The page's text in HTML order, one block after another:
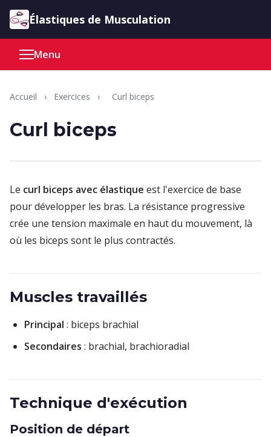
Aller au contenu
Élastiques de Musculation
Menu
Accueil › Exercices › Curl biceps
Curl biceps
Le curl biceps avec élastique est l'exercice de base
pour développer les bras. La résistance progressive
crée une tension maximale en haut du mouvement, là
où les biceps sont le plus contractés.
Muscles travaillés
Principal : biceps brachial
Secondaires : brachial, brachioradial
Technique d'exécution
Position de départ